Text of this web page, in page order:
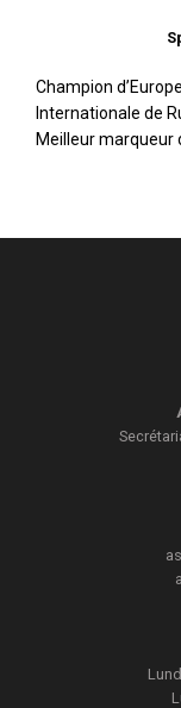
Champion
Internationale de
Meilleur marqueur